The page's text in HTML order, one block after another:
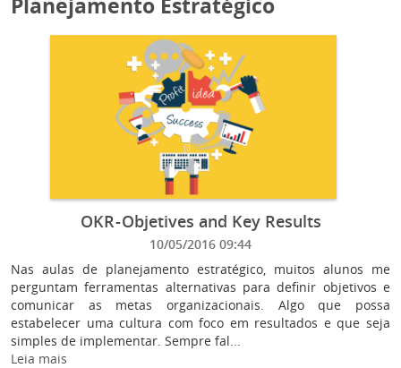
OKR - Objetives and Key Results
10/05/2016 09:44
Nas aulas de planejamento estratégico, muitos alunos me
perguntam ferramentas alternativas para definir objetivos e
comunicar as metas organizacionais. Algo que possa
estabelecer uma cultura com foco em resultados e que seja
simples de implementar. Sempre fal...
Leia mais